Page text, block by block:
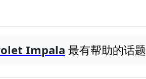
Impala 最有帮助的话题